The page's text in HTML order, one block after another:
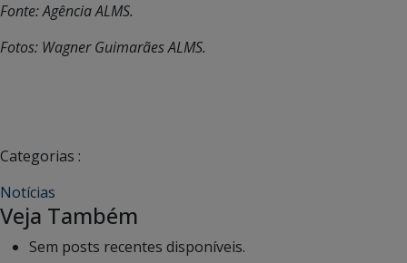
Fonte: Agência ALMS.
Fotos: Wagner Guimarães ALMS.
Categorias :
Notícias
Veja Também
Sem posts recentes disponíveis.